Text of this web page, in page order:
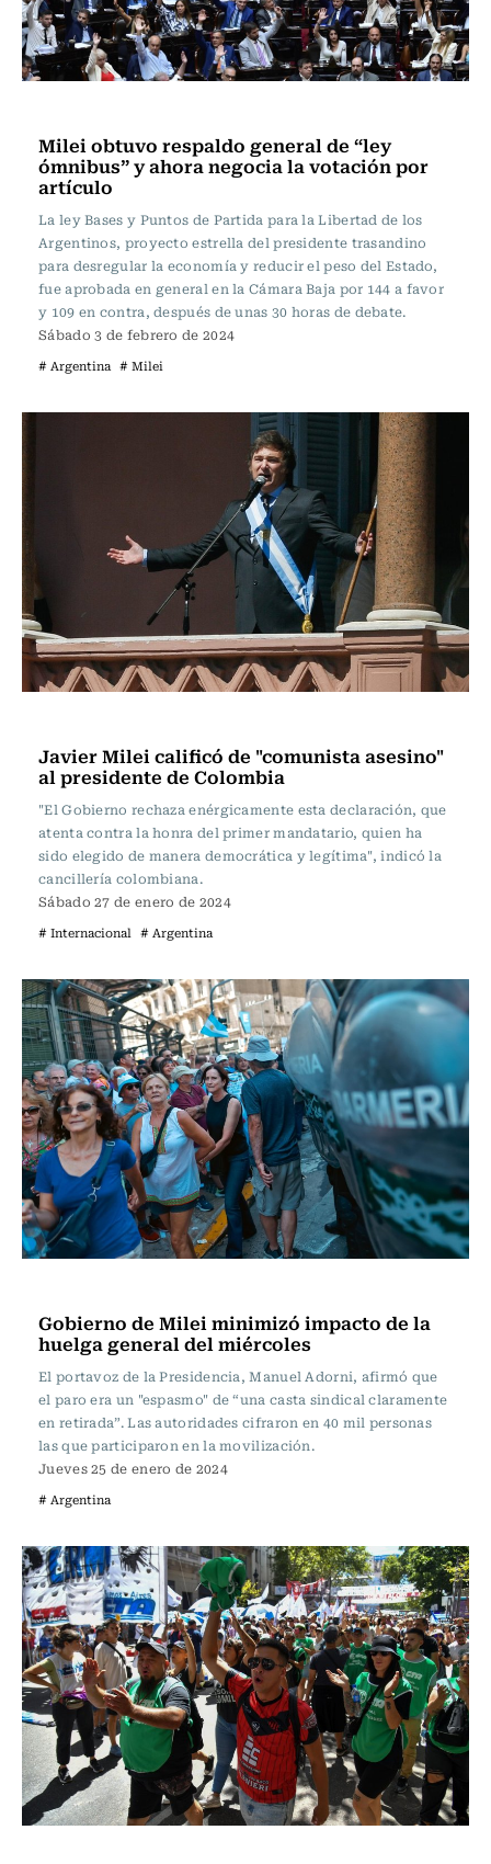
Milei obtuvo respaldo general de “ley
ómnibus” y ahora negocia la votación por
artículo
La ley Bases y Puntos de Partida para la Libertad de los
Argentinos, proyecto estrella del presidente trasandino
para desregular la economía y reducir el peso del Estado,
fue aprobada en general en la Cámara Baja por 144 a favor
y 109 en contra, después de unas 30 horas de debate.
Sábado 3 de febrero de 2024
# Argentina # Milei
Javier Milei calificó de "comunista asesino"
al presidente de Colombia
"El Gobierno rechaza enérgicamente esta declaración, que
atenta contra la honra del primer mandatario, quien ha
sido elegido de manera democrática y legítima", indicó la
cancillería colombiana.
Sábado 27 de enero de 2024
# Internacional # Argentina
Gobierno de Milei minimizó impacto de la
huelga general del miércoles
El portavoz de la Presidencia, Manuel Adorni, afirmó que
el paro era un "espasmo" de “una casta sindical claramente
en retirada”. Las autoridades cifraron en 40 mil personas
las que participaron en la movilización.
Jueves 25 de enero de 2024
# Argentina